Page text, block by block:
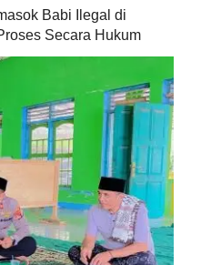
Babi Ilegal di
Secara Hukum